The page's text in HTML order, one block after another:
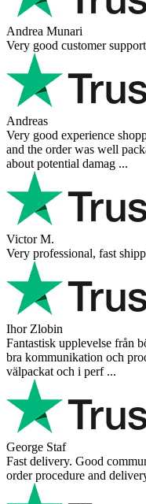
Andrea Munari
Very good customer
Andreas
Very good experience
and the order was well
about potential damag ...
Victor M.
Very professional, fast
Ihor Zlobin
Fantastisk upplevelse från
bra kommunikation och
välpackat och i perf ...
George Staf
Fast delivery. Good
order procedure and